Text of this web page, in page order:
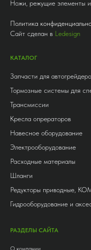
Ножи, режущие элементы
Политика
Сайт сделан в Ledesign
КАТАЛОГ
Запчасти для
Тормозные системы для
Трансмиссии
Кресла опрераторов
Навесное оборудование
Электрооборудование
Расходные материалы
Шланги
Редукторы приводные,
Гидрооборудование и
РАЗДЕЛЫ САЙТА
О компании